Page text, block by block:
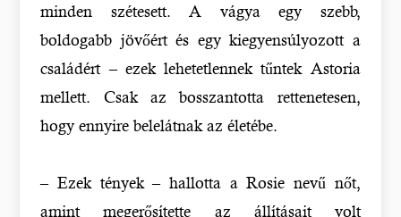
minden szétesett. A vágya egy szebb,
boldogabb jövőért és egy kiegyensúlyozott a
családért – ezek lehetetlennek tűntek Astoria
mellett. Csak az bosszantotta rettenetesen,
hogy ennyire belelátnak az életébe.
– Ezek tények – hallotta a Rosie nevű nőt,
amint megerősítette az állításait volt